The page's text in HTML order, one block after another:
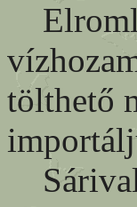
tölthető
Sárival